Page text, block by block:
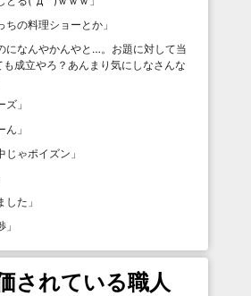
ちの料理ショーとか 」
になんやかんやと…。お題に対して当
成立やろ？あんまり気にしなさんな
ズ 」
ん 」
じゃポイズン 」
した 」
」
されている職人